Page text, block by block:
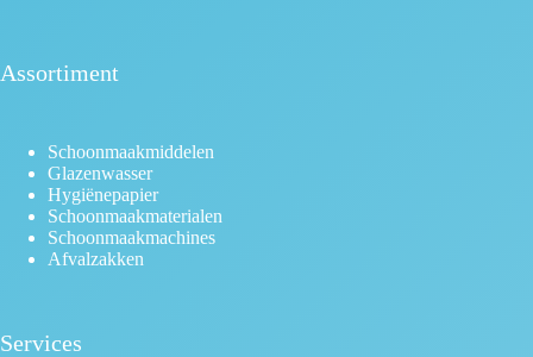
Assortiment
Schoonmaakmiddelen
Glazenwasser
Hygiënepapier
Schoonmaakmaterialen
Schoonmaakmachines
Afvalzakken
Services